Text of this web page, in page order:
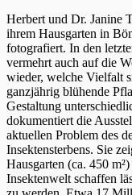
Herbert und Dr. Janine
ihrem Hausgarten in
fotografiert. In den
vermehrt auch auf die
wieder, welche Vielfalt
ganzjährig blühende
Gestaltung
dokumentiert die
aktuellen Problem des
Insektensterbens. Sie
Hausgarten (ca. 450
Insektenwelt schaffen